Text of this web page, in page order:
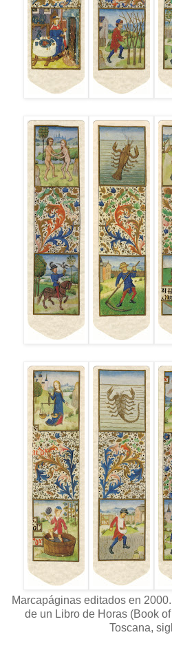
Marcapáginas editados en
de un Libro de Horas (Book
Toscana,